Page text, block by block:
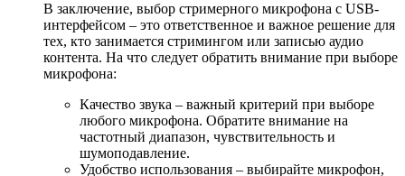
В заключение, выбор стримерного микрофона с USB-
интерфейсом – это ответственное и важное решение для
тех, кто занимается стримингом или записью аудио
контента. На что следует обратить внимание при выборе
микрофона:
Качество звука – важный критерий при выборе
любого микрофона. Обратите внимание на
частотный диапазон, чувствительность и
шумоподавление.
Удобство использования – выбирайте микрофон,